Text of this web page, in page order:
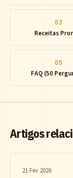
03
Receitas
05
FAQ (50
Artigos
21 Fev 2026